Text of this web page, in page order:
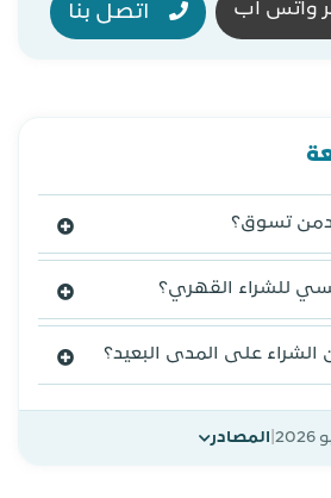
واتس اَب اتصل بنا
تسوق؟
للشراء القهري؟
الشراء على المدى البعيد؟
المصادر